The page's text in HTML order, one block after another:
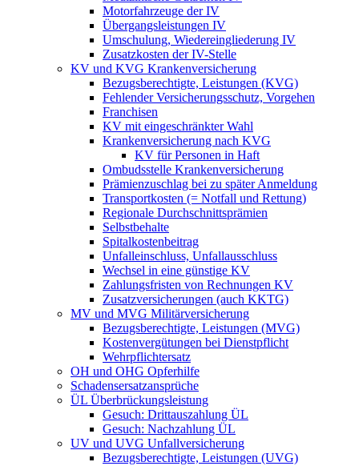
Motorfahrzeuge der IV
Übergangsleistungen IV
Umschulung, Wiedereingliederung IV
Zusatzkosten der IV-Stelle
KV und KVG Krankenversicherung
Bezugsberechtigte, Leistungen (KVG)
Fehlender Versicherungsschutz, Vorgehen
Franchisen
KV mit eingeschränkter Wahl
Krankenversicherung nach KVG
KV für Personen in Haft
Ombudsstelle Krankenversicherung
Prämienzuschlag bei zu später Anmeldung
Transportkosten (= Notfall und Rettung)
Regionale Durchschnittsprämien
Selbstbehalte
Spitalkostenbeitrag
Unfalleinschluss, Unfallausschluss
Wechsel in eine günstige KV
Zahlungsfristen von Rechnungen KV
Zusatzversicherungen (auch KKTG)
MV und MVG Militärversicherung
Bezugsberechtigte, Leistungen (MVG)
Kostenvergütungen bei Dienstpflicht
Wehrpflichtersatz
OH und OHG Opferhilfe
Schadensersatzansprüche
ÜL Überbrückungsleistung
Gesuch: Drittauszahlung ÜL
Gesuch: Nachzahlung ÜL
UV und UVG Unfallversicherung
Bezugsberechtigte, Leistungen (UVG)